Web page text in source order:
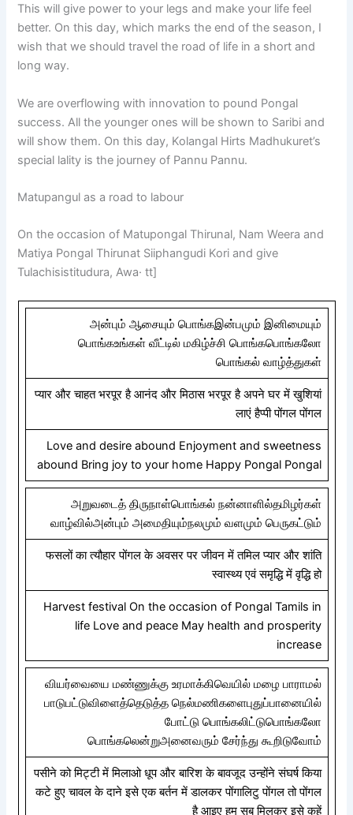
This will give power to your legs and make your life feel
better. On this day, which marks the end of the season, I
wish that we should travel the road of life in a short and
long way.
We are overflowing with innovation to pound Pongal
success. All the younger ones will be shown to Saribi and
will show them. On this day, Kolangal Hirts Madhukuret’s
special lality is the journey of Pannu Pannu.
Matupangul as a road to labour
On the occasion of Matupongal Thirunal, Nam Weera and
Matiya Pongal Thirunat Siiphangudi Kori and give
Tulachisistitudura, Awa· tt]
அன்பும் ஆசையும் பொங்கஇன்பமும் இனிமையும்
பொங்கஉங்கள் வீட்டில் மகிழ்ச்சி பொங்கபொங்கலோ
பொங்கல் வாழ்த்துகள்
प्यार और चाहत भरपूर है आनंद और मिठास भरपूर है अपने घर में खुशियां
लाएं हैप्पी पोंगल पोंगल
Love and desire abound Enjoyment and sweetness
abound Bring joy to your home Happy Pongal Pongal
அறுவடைத் திருநாள்பொங்கல் நன்னாளில்தமிழர்கள்
வாழ்வில்அன்பும் அமைதியும்நலமும் வளமும் பெருகட்டும்
फसलों का त्यौहार पोंगल के अवसर पर जीवन में तमिल प्यार और शांति
स्वास्थ्य एवं समृद्धि में वृद्धि हो
Harvest festival On the occasion of Pongal Tamils ​​in
life Love and peace May health and prosperity
increase
வியர்வையை மண்ணுக்கு உரமாக்கிவெயில் மழை பாராமல்
பாடுபட்டுவிளைத்தெடுத்த நெல்மணிகளைபுதுப்பானையில்
போட்டு பொங்கலிட்டுபொங்கலோ
பொங்கலென்றுஅனைவரும் சேர்ந்து கூறிடுவோம்
पसीने को मिट्टी में मिलाओ धूप और बारिश के बावजूद उन्होंने संघर्ष किया
कटे हुए चावल के दाने इसे एक बर्तन में डालकर पोंगालिटु पोंगल तो पोंगल
है आइए हम सब मिलकर इसे कहें